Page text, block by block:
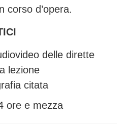
corso d’opera.
delle dirette
lezione
citata
ore e mezza